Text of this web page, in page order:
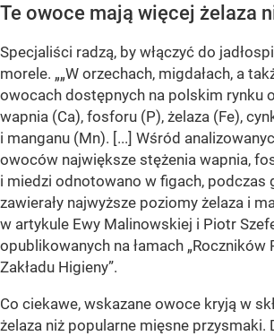
Te owoce mają więcej żelaza
Specjaliści radzą, by włączyć do
morele. „„W orzechach, migdałach, a
owocach dostępnych na polskim rynku
wapnia (Ca), fosforu (P), żelaza (Fe),
i manganu (Mn). [...] Wśród
owoców największe stężenia wapnia,
i miedzi odnotowano w figach, podczas
zawierały najwyższe poziomy żelaza i
w artykule Ewy Malinowskiej i Piotr
opublikowanych na łamach
Zakładu Higieny”.
Co ciekawe, wskazane owoce kryją w
żelaza niż popularne mięsne przysmaki.